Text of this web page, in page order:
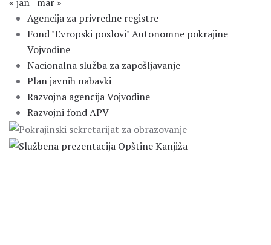
Agencija za privredne registre
Fond "Evropski poslovi" Autonomne pokrajine
Vojvodine
Nacionalna služba za zapošljavanje
Plan javnih nabavki
Razvojna agencija Vojvodine
Razvojni fond APV